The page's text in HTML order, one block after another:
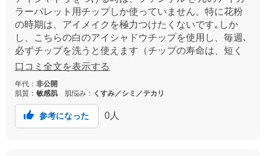
ラーパレット用チップしか使っていません。特に花粉
の時期は、アイメイクを極力つけたくないです｡しか
し、こちらの白のアイシャドウチップを使用し、毎週､
必ずチップを洗うと使えます（チップの寿命は、短く
なります｡）｡また、アイカラーの発色も良いです。皆
口コミ全文を表示する
年代： 非公開
肌質： 敏感肌 肌悩み： くすみ／シミ／テカリ
参考になった 0人